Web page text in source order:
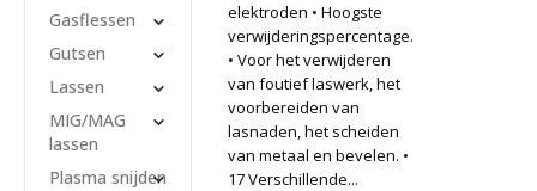
elektroden • Hoogste
verwijderingspercentage.
• Voor het verwijderen
van foutief laswerk, het
voorbereiden van
lasnaden, het scheiden
van metaal en bevelen. •
17 Verschillende...
Gasflessen
Gutsen
Lassen
MIG/MAG
lassen
Plasma snijden